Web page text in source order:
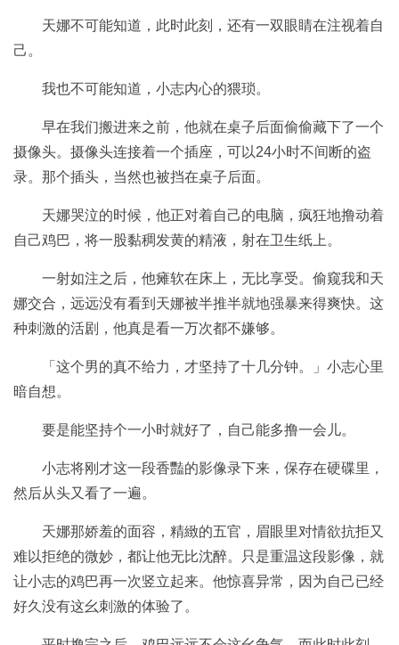
天娜不可能知道，此时此刻，还有一双眼睛在注视着自
己。
我也不可能知道，小志内心的猥琐。
早在我们搬进来之前，他就在桌子后面偷偷藏下了一个
摄像头。摄像头连接着一个插座，可以24小时不间断的盗
录。那个插头，当然也被挡在桌子后面。
天娜哭泣的时候，他正对着自己的电脑，疯狂地撸动着
自己鸡巴，将一股黏稠发黄的精液，射在卫生纸上。
一射如注之后，他瘫软在床上，无比享受。偷窥我和天
娜交合，远远没有看到天娜被半推半就地强暴来得爽快。这
种刺激的活剧，他真是看一万次都不嫌够。
「这个男的真不给力，才坚持了十几分钟。」小志心里
暗自想。
要是能坚持个一小时就好了，自己能多撸一会儿。
小志将刚才这一段香豔的影像录下来，保存在硬碟里，
然后从头又看了一遍。
天娜那娇羞的面容，精緻的五官，眉眼里对情欲抗拒又
难以拒绝的微妙，都让他无比沈醉。只是重温这段影像，就
让小志的鸡巴再一次竖立起来。他惊喜异常，因为自己已经
好久没有这幺刺激的体验了。